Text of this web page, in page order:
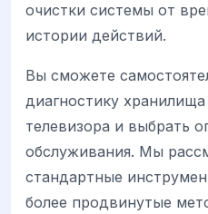
очистки системы от
истории действий.
Вы сможете
диагностику
телевизора и выбрать
обслуживания. Мы
стандартные
более продвинутые